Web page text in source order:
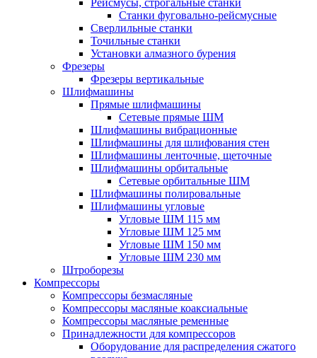
Рейсмусы, строгальные станки
Станки фуговально-рейсмусные
Сверлильные станки
Точильные станки
Установки алмазного бурения
Фрезеры
Фрезеры вертикальные
Шлифмашины
Прямые шлифмашины
Сетевые прямые ШМ
Шлифмашины вибрационные
Шлифмашины для шлифования стен
Шлифмашины ленточные, щеточные
Шлифмашины орбитальные
Сетевые орбитальные ШМ
Шлифмашины полировальные
Шлифмашины угловые
Угловые ШМ 115 мм
Угловые ШМ 125 мм
Угловые ШМ 150 мм
Угловые ШМ 230 мм
Штроборезы
Компрессоры
Компрессоры безмасляные
Компрессоры масляные коаксиальные
Компрессоры масляные ременные
Принадлежности для компрессоров
Оборудование для распределения сжатого